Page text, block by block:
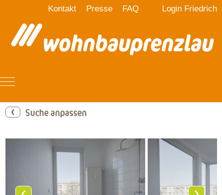
Kontakt Presse FAQ Login Friedrich
Mobile Menu Toggle
Suche anpassen